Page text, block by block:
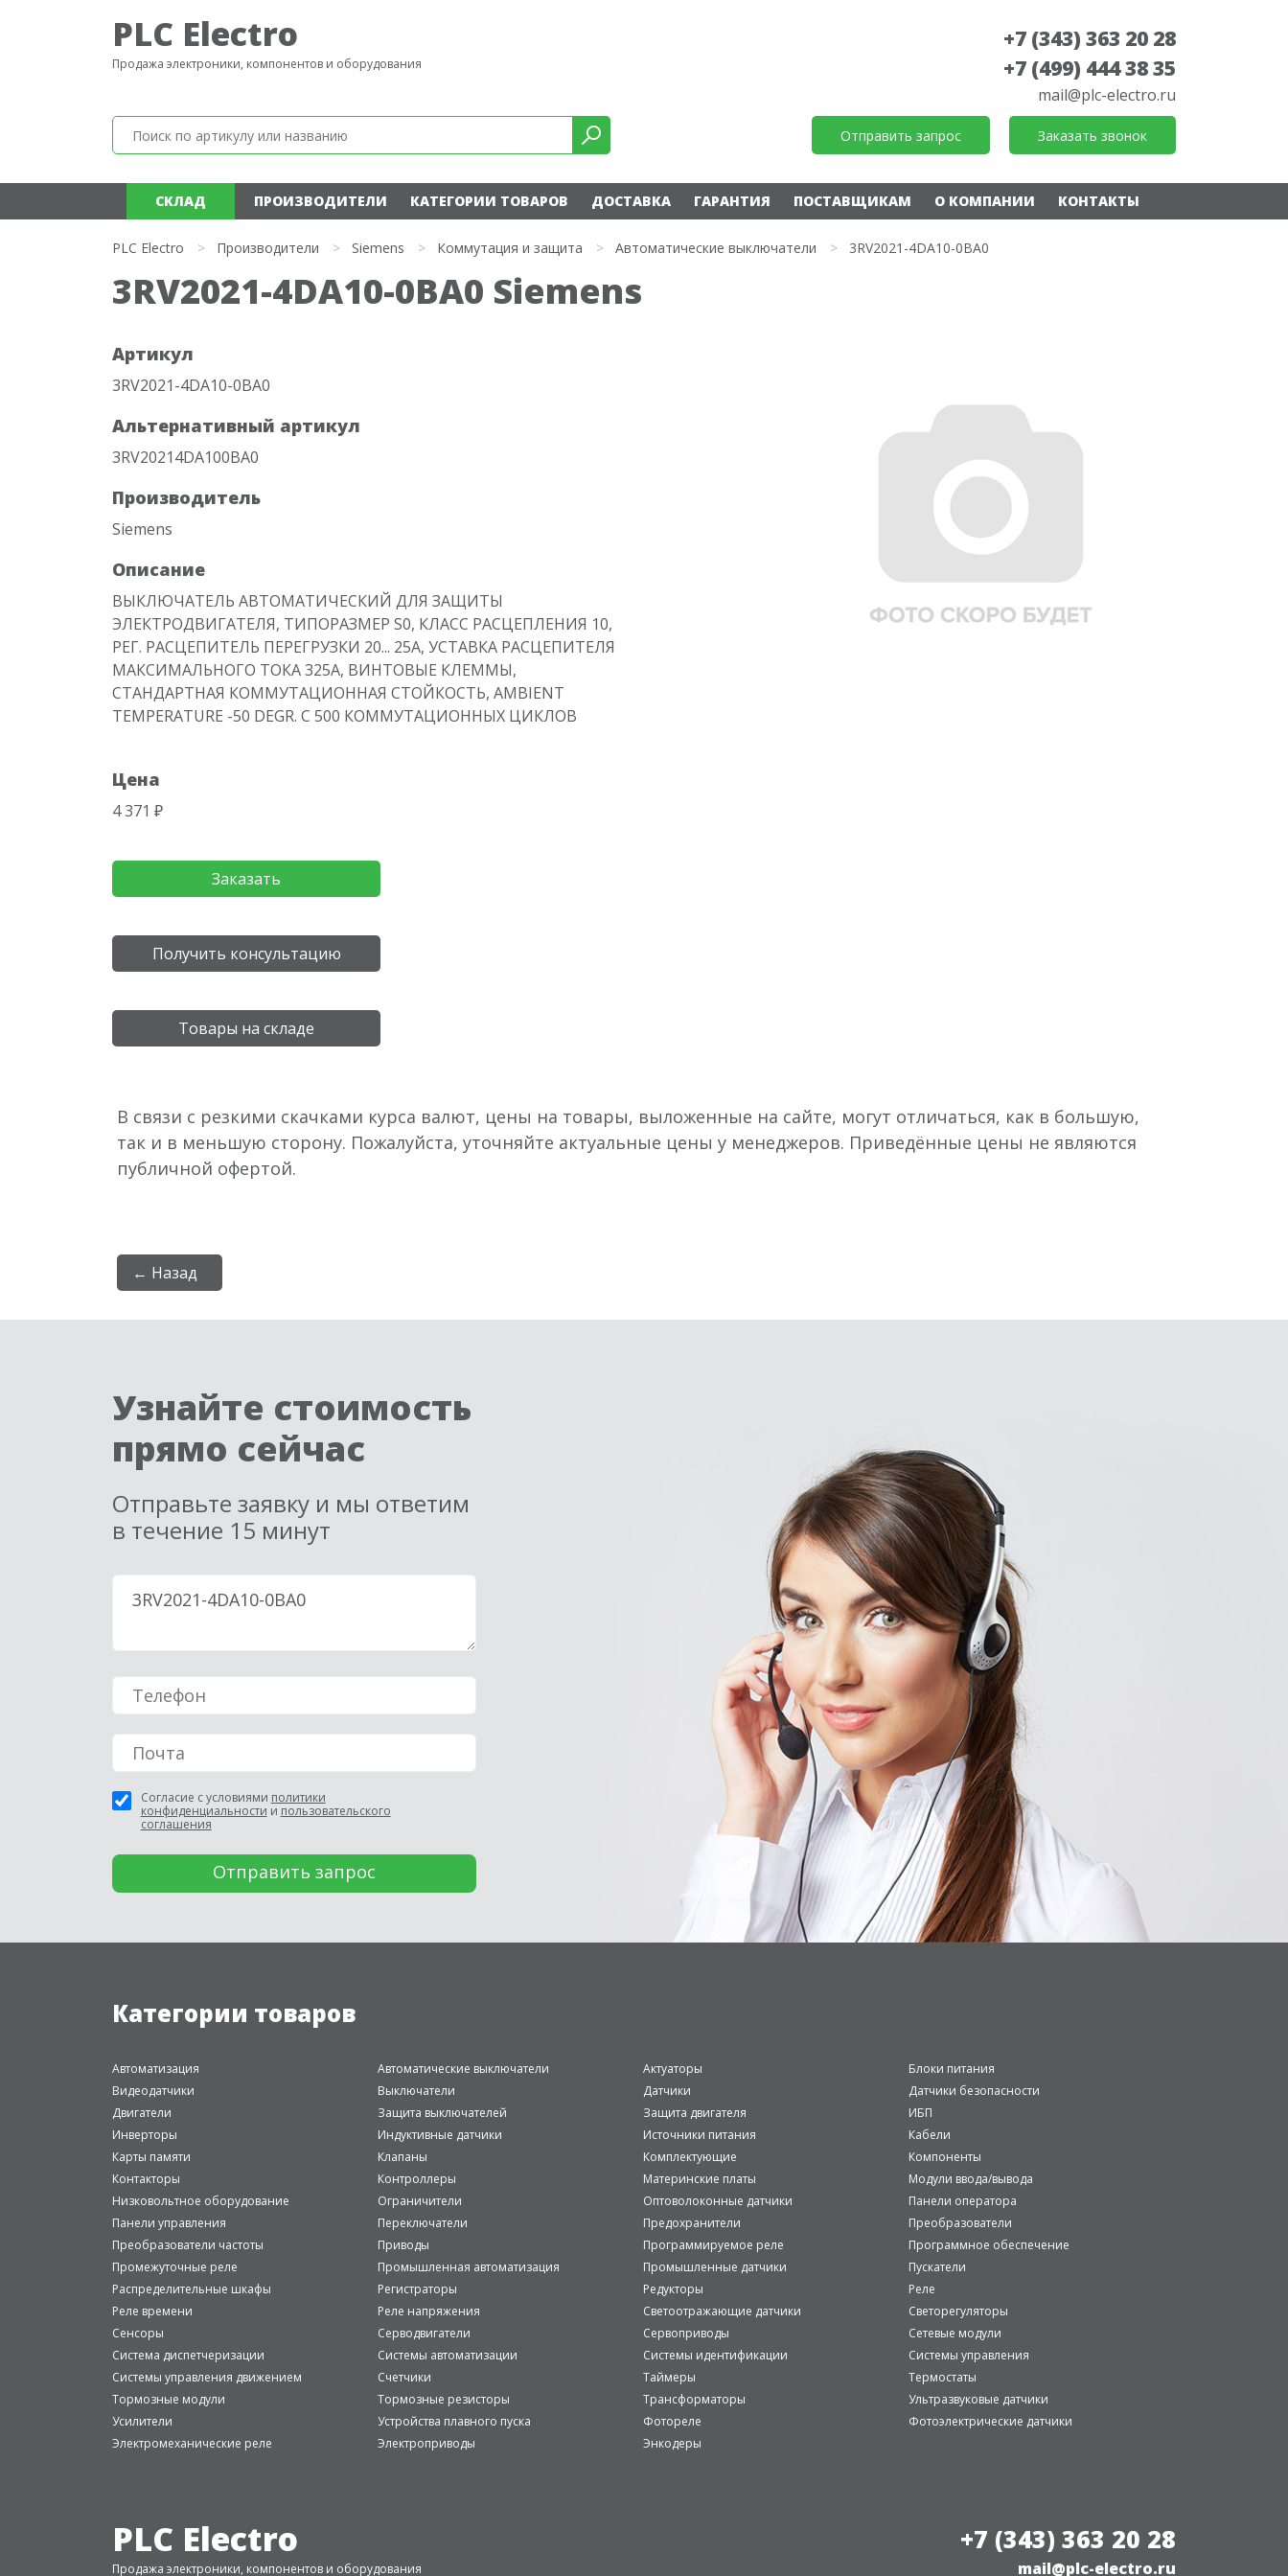
PLC Electro
Продажа электроники, компонентов и оборудования
+7 (343) 363 20 28
+7 (499) 444 38 35
mail@plc-electro.ru
Отправить запрос Заказать звонок
СКЛАД ПРОИЗВОДИТЕЛИ КАТЕГОРИИ ТОВАРОВ ДОСТАВКА ГАРАНТИЯ ПОСТАВЩИКАМ О КОМПАНИИ КОНТАКТЫ
PLC Electro > Производители > Siemens > Коммутация и защита > Автоматические выключатели > 3RV2021-4DA10-0BA0
3RV2021-4DA10-0BA0 Siemens
Артикул
3RV2021-4DA10-0BA0
Альтернативный артикул
3RV20214DA100BA0
Производитель
Siemens
Описание
ВЫКЛЮЧАТЕЛЬ АВТОМАТИЧЕСКИЙ ДЛЯ ЗАЩИТЫ
ЭЛЕКТРОДВИГАТЕЛЯ, ТИПОРАЗМЕР S0, КЛАСС РАСЦЕПЛЕНИЯ 10,
РЕГ. РАСЦЕПИТЕЛЬ ПЕРЕГРУЗКИ 20... 25A, УСТАВКА РАСЦЕПИТЕЛЯ
МАКСИМАЛЬНОГО ТОКА 325A, ВИНТОВЫЕ КЛЕММЫ,
СТАНДАРТНАЯ КОММУТАЦИОННАЯ СТОЙКОСТЬ, AMBIENT
TEMPERATURE -50 DEGR. C 500 КОММУТАЦИОННЫХ ЦИКЛОВ
Цена
4 371 ₽
Заказать
Получить консультацию
Товары на складе
В связи с резкими скачками курса валют, цены на товары, выложенные на сайте, могут отличаться, как в большую,
так и в меньшую сторону. Пожалуйста, уточняйте актуальные цены у менеджеров. Приведённые цены не являются
публичной офертой.
← Назад
Узнайте стоимость
прямо сейчас
Отправьте заявку и мы ответим
в течение 15 минут
Согласие с условиями политики
конфиденциальности и пользовательского
соглашения
Категории товаров
Автоматизация Автоматические выключатели Актуаторы
Блоки питания
Видеодатчики
Выключатели Датчики
Датчики безопасности
Двигатели
Защита выключателей Защита двигателя
ИБП
Инверторы
Индуктивные датчики Источники питания
Кабели
Карты памяти
Клапаны Комплектующие
Компоненты
Контакторы
Контроллеры Материнские платы
Модули ввода/вывода
Низковольтное оборудование
Ограничители Оптоволоконные датчики
Панели оператора
Панели управления
Переключатели Предохранители
Преобразователи
Преобразователи частоты
Приводы Программируемое реле
Программное обеспечение
Промежуточные реле
Промышленная автоматизация Промышленные датчики
Пускатели
Распределительные шкафы
Регистраторы Редукторы
Реле
Реле времени
Реле напряжения Светоотражающие датчики
Светорегуляторы
Сенсоры
Серводвигатели Сервоприводы
Сетевые модули
Система диспетчеризации
Системы автоматизации Системы идентификации
Системы управления
Системы управления движением
Счетчики Таймеры
Термостаты
Тормозные модули
Тормозные резисторы Трансформаторы
Ультразвуковые датчики
Усилители
Устройства плавного пуска Фотореле
Фотоэлектрические датчики
Электромеханические реле
Электроприводы Энкодеры
PLC Electro
Продажа электроники, компонентов и оборудования
+7 (343) 363 20 28
mail@plc-electro.ru